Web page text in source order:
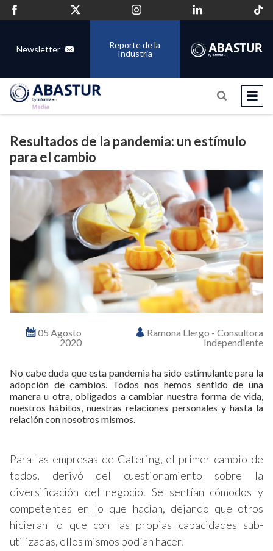
Newsletter
Reporte de la
Industria
Resultados de la pandemia: un estímulo
para el cambio
05 Agosto
2020
Ramona Llergo - Consultora
Independiente
No cabe duda que esta pandemia ha sido estimulante para la
adopción de cambios. Todos nos hemos sentido de una
manera u otra, obligados a cambiar nuestra forma de vida,
nuestros hábitos, nuestras relaciones personales y hasta la
relación con nosotros mismos.
Para las empresas de Catering, el primer cambio de
todos, derivó del cuestionamiento sobre la
diversificación del negocio. Se sentían cómodos y
competentes en lo que hacían, dejando que otros
hicieran lo que con las propias capacidades sub-
utilizadas, ellos mismos podían hacer.